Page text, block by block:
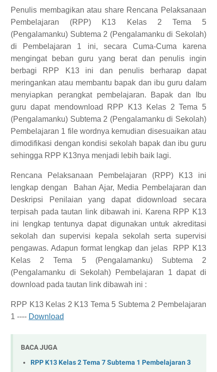
Penulis membagikan atau share Rencana Pelaksanaan
Pembelajaran (RPP) K13 Kelas 2 Tema 5
(Pengalamanku) Subtema 2 (Pengalamanku di Sekolah)
di Pembelajaran 1 ini, secara Cuma-Cuma karena
mengingat beban guru yang berat dan penulis ingin
berbagi RPP K13 ini dan penulis berharap dapat
meringankan atau membantu bapak dan ibu guru dalam
menyiapkan perangkat pembelajaran. Bapak dan Ibu
guru dapat mendownload RPP K13 Kelas 2 Tema 5
(Pengalamanku) Subtema 2 (Pengalamanku di Sekolah)
Pembelajaran 1 file wordnya kemudian disesuaikan atau
dimodifikasi dengan kondisi sekolah bapak dan ibu guru
sehingga RPP K13nya menjadi lebih baik lagi.
Rencana Pelaksanaan Pembelajaran (RPP) K13 ini
lengkap dengan
Bahan Ajar, Media Pembelajaran dan
Deskripsi Penilaian yang dapat didownload secara
terpisah pada tautan link dibawah ini. Karena RPP K13
ini lengkap tentunya dapat digunakan untuk akreditasi
sekolah dan supervisi kepala sekolah serta supervisi
pengawas. Adapun format lengkap dan jelas
RPP K13
Kelas 2 Tema 5 (Pengalamanku) Subtema 2
(Pengalamanku di Sekolah) Pembelajaran 1dapat di
download pada tautan link dibawah ini :
RPP K13 Kelas 2 K13 Tema 5 Subtema 2 Pembelajaran
1 ---- Download
BACA JUGA
RPP K13 Kelas 2 Tema 7 Subtema 1 Pembelajaran 3